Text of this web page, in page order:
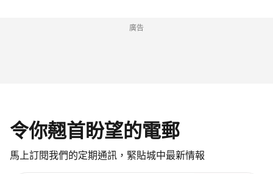
廣告
令你翹首盼望的電郵
馬上訂閱我們的定期通訊，緊貼城中最新情報